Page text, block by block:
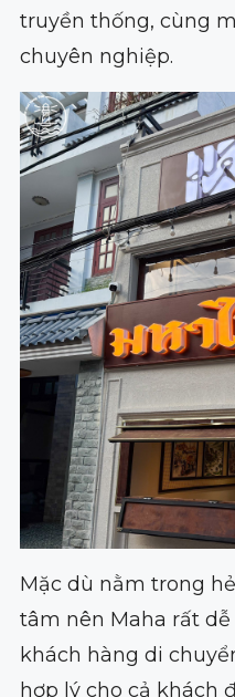
truyền thống, cùng
chuyên nghiệp.
Mặc dù nằm trong
tâm nên Maha rất
khách hàng di
hợp lý cho cả khách